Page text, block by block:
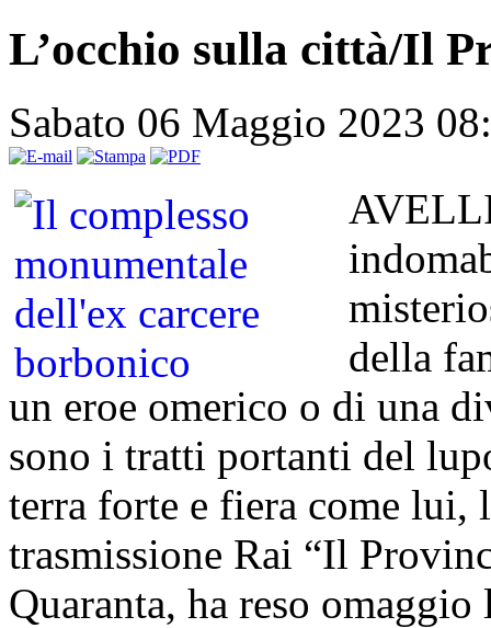
L’occhio sulla città/Il
Sabato 06 Maggio 2023
della
un eroe omerico o di una
sono i tratti portanti del
terra forte e fiera come lui,
trasmissione Rai “Il
Quaranta, ha reso